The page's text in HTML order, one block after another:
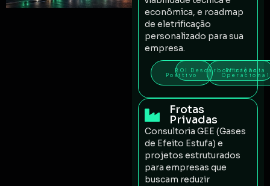
econômica, e roadmap
de eletrificação
personalizado para sua
empresa.
ROI
Positivo
Descarbonização
Eficiência
Operacional
Frotas
Privadas
Consultoria GEE (Gases
de Efeito Estufa) e
projetos estruturados
para empresas que
buscam reduzir